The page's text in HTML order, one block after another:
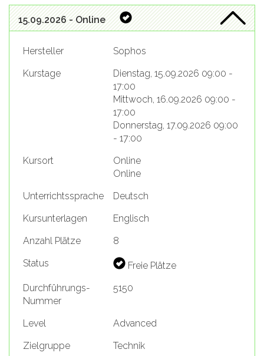
15.09.2026 - Online
Hersteller
Sophos
Kurstage
Dienstag, 15.09.2026 09:00 -
17:00
Mittwoch, 16.09.2026 09:00 -
17:00
Donnerstag, 17.09.2026 09:00
- 17:00
Kursort
Online
Online
Unterrichtssprache
Deutsch
Kursunterlagen
Englisch
Anzahl Plätze
8
Status
Freie Plätze
Durchführungs-
Nummer
5150
Level
Advanced
Zielgruppe
Technik